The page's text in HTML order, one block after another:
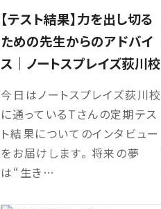
【テスト結果】力を出し切る
ための先生からのアドバイ
ス｜ノートスプレイズ荻川校
今日はノートスプレイズ荻川校
に通っているTさんの定期テス
ト結果についてのインタビュー
をお届けします。 将来の夢
は“生き…